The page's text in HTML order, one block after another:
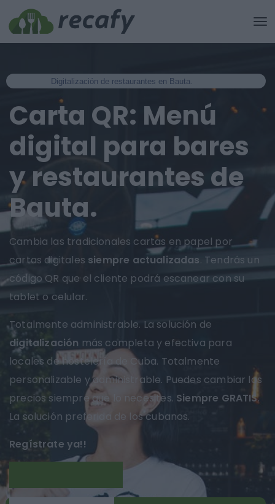
Digitalización de restaurantes en Bauta.
Carta QR: Menú
digital para bares
y restaurantes de
Bauta.
Cambia las tradicionales cartas en papel por
cartas digitales siempre actualizadas. Tendrás un
código QR que el cliente podrá escanear con su
tablet o celular.
Totalmente administrable. La solución de
digitalización más completa y efectiva para
locales de hostelería de Cuba. Totalmente
personalizable y administrable. Puedes cambiar los
precios siempre que lo necesites. Siempre GRATIS.
La solución preferida de los cubanos.
Regístrate ya!!